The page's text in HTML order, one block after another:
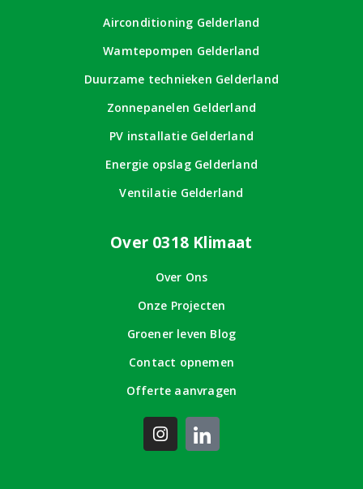
Airconditioning Gelderland
Wamtepompen Gelderland
Duurzame technieken Gelderland
Zonnepanelen Gelderland
PV installatie Gelderland
Energie opslag Gelderland
Ventilatie Gelderland
Over 0318 Klimaat
Over Ons
Onze Projecten
Groener leven Blog
Contact opnemen
Offerte aanvragen